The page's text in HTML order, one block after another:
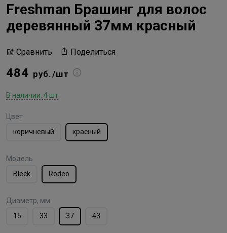
Freshman Брашинг для волос
деревянный 37мм красный
Сравнить Поделиться
484 руб./шт
В наличии: 4 шт
Цвет
коричневый
красный
Модель
Bleck
Rodeo
Диаметр, мм
15
33 37 43